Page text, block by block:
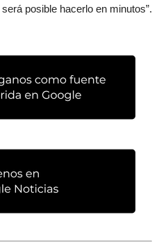
posible hacerlo en minutos”.